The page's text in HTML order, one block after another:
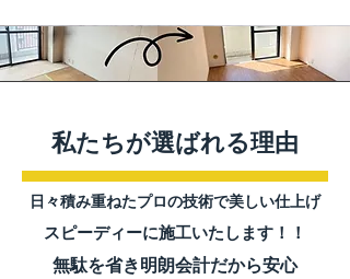
私たちが選ばれる理由
​日々積み重ねたプロの技術で美しい仕上げ
スピーディーに施工いたします！！
無駄を省き明朗会計だから安心